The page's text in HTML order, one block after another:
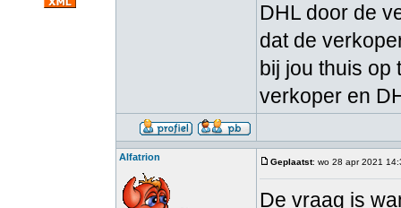
DHL door de
dat de
bij jou thuis op
verkoper en
Alfatrion Geplaatst: wo 28 apr 2021
De vraag is